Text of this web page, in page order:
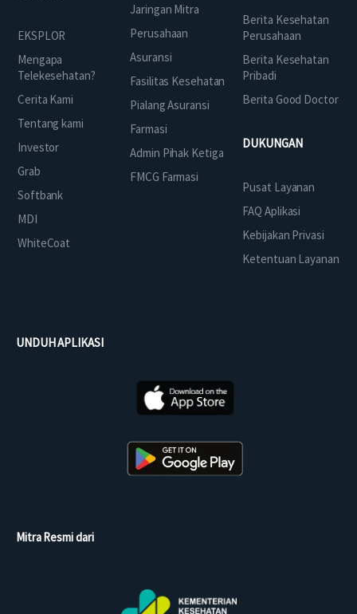
EKSPLOR
Mengapa
Telekesehatan?
Cerita Kami
Tentang kami
Investor
Grab
Softbank
MDI
WhiteCoat
Jaringan Mitra
Perusahaan
Asuransi
Fasilitas Kesehatan
Pialang Asuransi
Farmasi
Admin Pihak Ketiga
FMCG Farmasi
Berita Kesehatan
Perusahaan
Berita Kesehatan
Pribadi
Berita Good Doctor
DUKUNGAN
Pusat Layanan
FAQ Aplikasi
Kebijakan Privasi
Ketentuan Layanan
UNDUH APLIKASI
Mitra Resmi dari